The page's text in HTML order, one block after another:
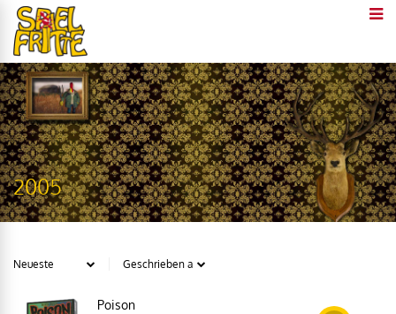
2005
Poison